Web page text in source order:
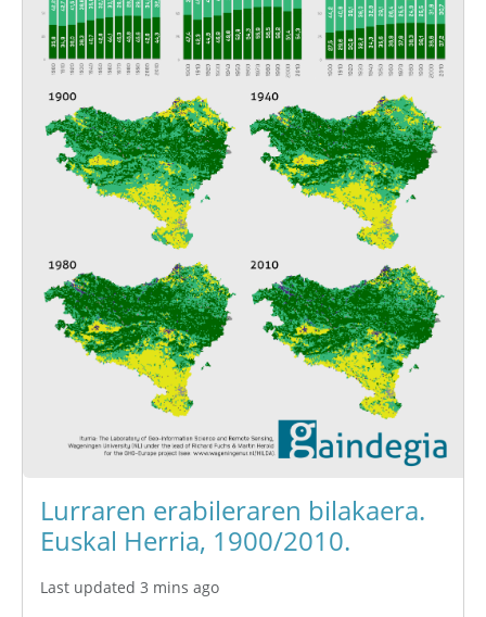
Lurraren erabileraren bilakaera.
Euskal Herria, 1900/2010.
Last updated 3 mins ago